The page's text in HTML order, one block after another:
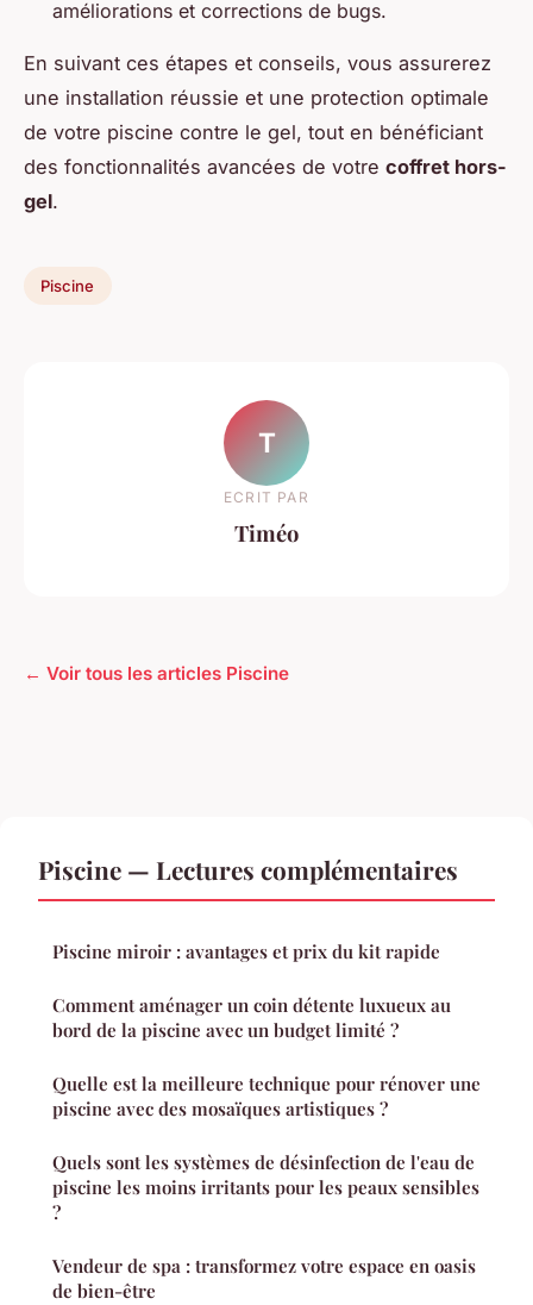
améliorations et corrections de bugs.
En suivant ces étapes et conseils, vous assurerez
une installation réussie et une protection optimale
de votre piscine contre le gel, tout en bénéficiant
des fonctionnalités avancées de votre coffret hors-
gel.
Piscine
T
ECRIT PAR
Timéo
← Voir tous les articles Piscine
Piscine — Lectures complémentaires
Piscine miroir : avantages et prix du kit rapide
Comment aménager un coin détente luxueux au
bord de la piscine avec un budget limité ?
Quelle est la meilleure technique pour rénover une
piscine avec des mosaïques artistiques ?
Quels sont les systèmes de désinfection de l'eau de
piscine les moins irritants pour les peaux sensibles
?
Vendeur de spa : transformez votre espace en oasis
de bien-être